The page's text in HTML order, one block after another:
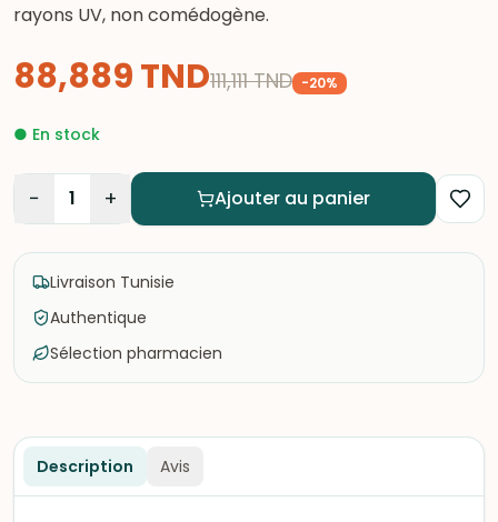
rayons UV, non comédogène.
88,889TND111,111 TND -20%
● En stock
− 1 + Ajouter au panier
Livraison Tunisie
Authentique
Sélection pharmacien
Description Avis